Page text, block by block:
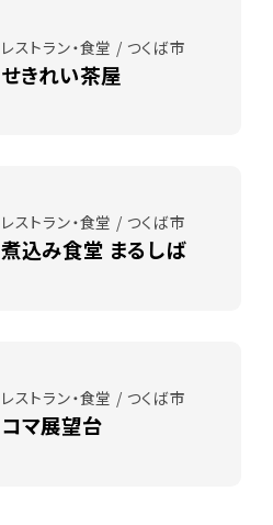
レストラン・食堂 / つくば市
せきれい茶屋
レストラン・食堂 / つくば市
煮込み食堂 まるしば
レストラン・食堂 / つくば市
コマ展望台